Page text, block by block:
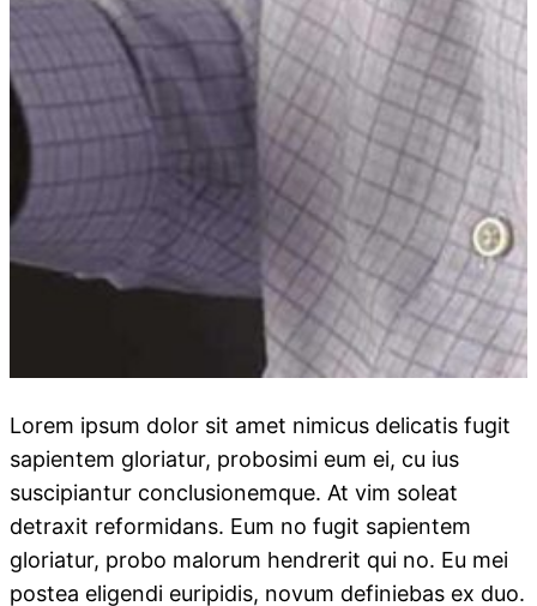
Lorem ipsum dolor sit amet nimicus delicatis fugit
sapientem gloriatur, probosimi eum ei, cu ius
suscipiantur conclusionemque. At vim soleat
detraxit reformidans. Eum no fugit sapientem
gloriatur, probo malorum hendrerit qui no. Eu mei
postea eligendi euripidis, novum definiebas ex duo.